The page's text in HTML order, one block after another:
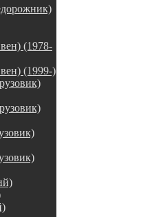
(1978-
(1999-)